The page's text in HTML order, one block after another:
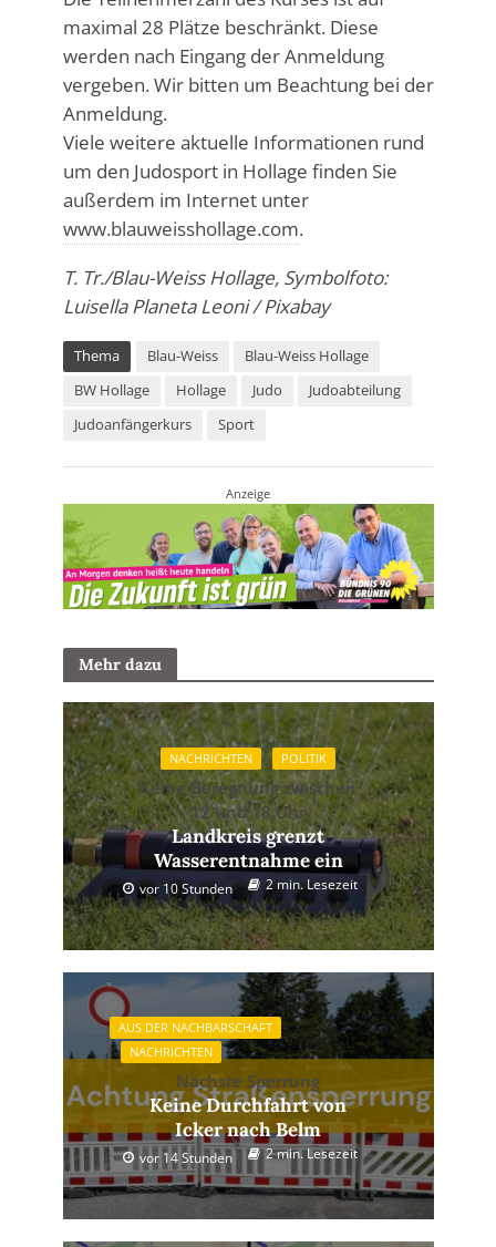
maximal 28 Plätze beschränkt. Diese
werden nach Eingang der Anmeldung
vergeben. Wir bitten um Beachtung bei der
Anmeldung.
Viele weitere aktuelle Informationen rund
um den Judosport in Hollage finden Sie
außerdem im Internet unter
www.blauweisshollage.com.
T. Tr./Blau-Weiss Hollage, Symbolfoto:
Luisella Planeta Leoni / Pixabay
Thema Blau-Weiss
Blau-Weiss Hollage
BW Hollage
Hollage Judo
Judoabteilung
Judoanfängerkurs
Sport
Anzeige
Mehr dazu
NACHRICHTEN POLITIK
Keine Beregnung zwischen
12 und 18 Uhr
Landkreis grenzt
Wasserentnahme ein
vor 10 Stunden 2 min. Lesezeit
AUS DER NACHBARSCHAFT
NACHRICHTEN
Nächste Sperrung
Keine Durchfahrt von
Icker nach Belm
vor 14 Stunden 2 min. Lesezeit